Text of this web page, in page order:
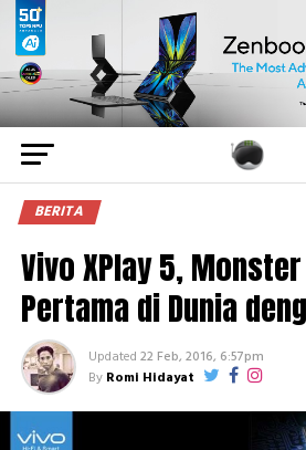
BERITA
Vivo XPlay 5,
Pertama di Dunia
Updated 22 Feb, 2016, 6:57pm
By Romi Hidayat